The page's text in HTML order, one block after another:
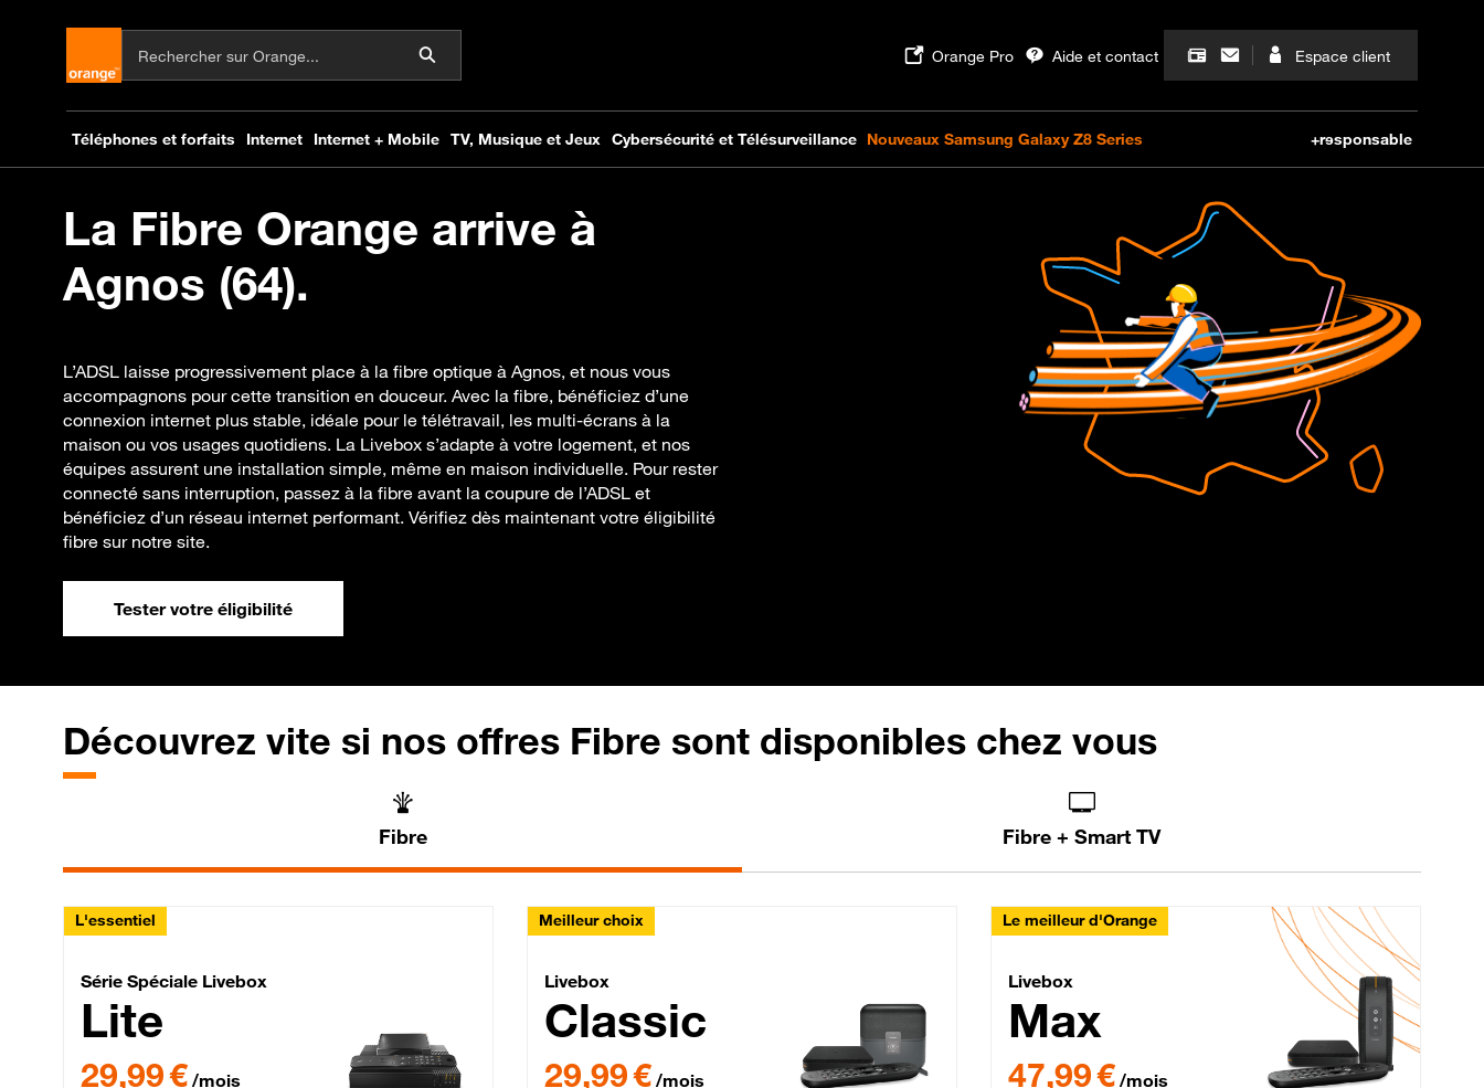
La Fibre Orange arrive à
Agnos (64).
L’ADSL laisse progressivement place à la fibre optique à Agnos, et nous vous
accompagnons pour cette transition en douceur. Avec la fibre, bénéficiez d’une
connexion internet plus stable, idéale pour le télétravail, les multi-écrans à la
maison ou vos usages quotidiens. La Livebox s’adapte à votre logement, et nos
équipes assurent une installation simple, même en maison individuelle. Pour rester
connecté sans interruption, passez à la fibre avant la coupure de l’ADSL et
bénéficiez d’un réseau internet performant. Vérifiez dès maintenant votre éligibilité
fibre sur notre site.
Tester votre éligibilité
Découvrez vite si nos offres Fibre sont disponibles chez vous
Fibre Fibre + Smart TV
L'essentiel
Série Spéciale Livebox Lite Fibre
Série Spéciale Livebox
Lite
29,99 € par mois , Engagement 12 mois
29,99 € /mois
Meilleur choix
Livebox Classic Fibre
Livebox
Classic
29,99 € par mois pendant 12 mois puis 42,99 € par mois, Engagement 12 mois
29,99 € /mois
Le meilleur d'Orange
Livebox Max Fibre
Livebox
Max
47,99 € par mois pendant 12 mois puis 57,99 € par mois,
47,99 € /mois